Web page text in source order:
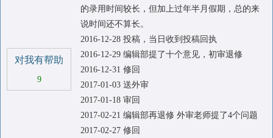
对我有帮助
9
的录用时间较长，但加上过年半月假期，总的来
说时间还不算长。
2016-12-28 投稿，当日收到投稿回执
2016-12-29 编辑部提了十个意见，初审退修
2016-12-31 修回
2017-01-03 送外审
2017-01-18 审回
2017-02-21 编辑部再退修 外审老师提了4个问题
2017-02-27 修回